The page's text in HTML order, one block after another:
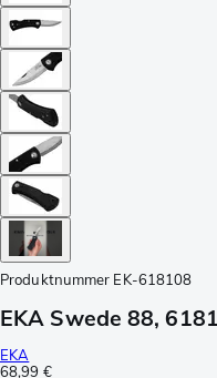
Produktnummer EK-618108
EKA Swede 88,
EKA
68,99 €